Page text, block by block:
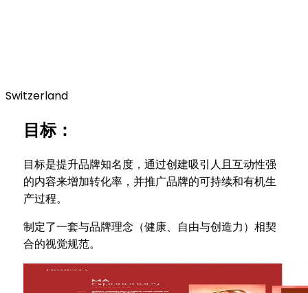
Switzerland
目标：
目标是提升品牌知名度，通过创建吸引人且互动性强
的内容来增加转化率，并推广品牌的可持续和有机生
产过程。
制定了一套与品牌理念（健康、自由与创造力）相契
合的视觉规范。